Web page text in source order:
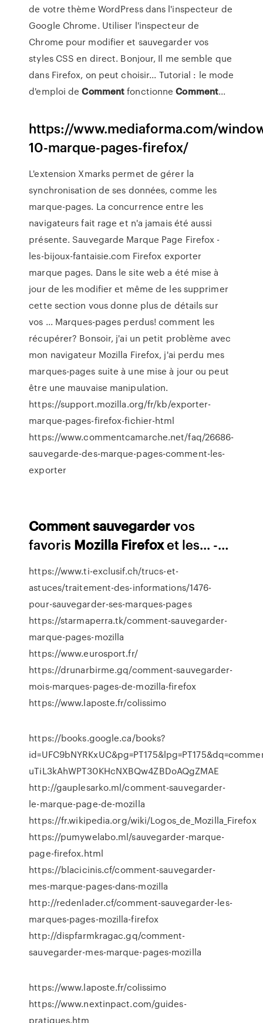
de votre thème WordPress dans l'inspecteur de
Google Chrome. Utiliser l'inspecteur de
Chrome pour modifier et sauvegarder vos
styles CSS en direct. Bonjour, Il me semble que
dans Firefox, on peut choisir... Tutorial : le mode
d'emploi deCommentfonctionneComment...
https://www.mediaforma.com/
10-marque-pages-firefox/
L'extension Xmarks permet de gérer la
synchronisation de ses données, comme les
marque-pages. La concurrence entre les
navigateurs fait rage et n'a jamais été aussi
présente. Sauvegarde Marque Page Firefox -
les-bijoux-fantaisie.com Firefox exporter
marque pages. Dans le site web a été mise à
jour de les modifier et même de les supprimer
cette section vous donne plus de détails sur
vos ... Marques-pages perdus! comment les
récupérer? Bonsoir, j'ai un petit problème avec
mon navigateur Mozilla Firefox, j'ai perdu mes
marques-pages suite à une mise à jour ou peut
être une mauvaise manipulation.
https://support.mozilla.org/fr/kb/exporter-
marque-pages-firefox-fichier-html
https://www.commentcamarche.net/faq/26686-
sauvegarde-des-marque-pages-comment-les-
exporter
Commentsauvegardervos
favoris Mozilla Firefoxet les... -…
https://www.ti-exclusif.ch/trucs-et-
astuces/traitement-des-informations/1476-
pour-sauvegarder-ses-marques-pages
https://starmaperra.tk/comment-sauvegarder-
marque-pages-mozilla
https://www.eurosport.fr/
https://drunarbirme.gq/comment-sauvegarder-
mois-marques-pages-de-mozilla-firefox
https://www.laposte.fr/colissimo
https://books.google.ca/books?
uTiL3kAhWPT30KHcNXBQw4ZBDoAQgZMAE
http://gauplesarko.ml/comment-sauvegarder-
le-marque-page-de-mozilla
https://fr.wikipedia.org/wiki/Logos_de_Mozilla_Firefox
https://pumywelabo.ml/sauvegarder-marque-
page-firefox.html
https://blacicinis.cf/comment-sauvegarder-
mes-marque-pages-dans-mozilla
http://redenlader.cf/comment-sauvegarder-les-
marques-pages-mozilla-firefox
http://dispfarmkragac.gq/comment-
sauvegarder-mes-marque-pages-mozilla
https://www.laposte.fr/colissimo
https://www.nextinpact.com/guides-
pratiques.htm